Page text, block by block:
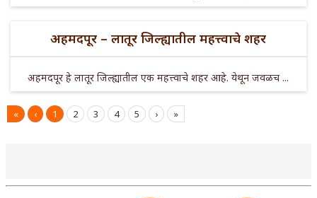
अहमदपूर – लातूर जिल्ह्यातील महत्त्वाचे शहर
अहमदपूर हे लातूर जिल्ह्यातील एक महत्त्वाचे शहर आहे. येथून जवळच ...
« ‹ 1 2 3 4 5 › »